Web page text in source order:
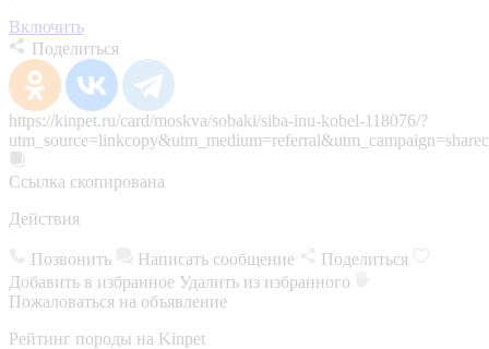
Включить
Поделиться
https://kinpet.ru/card/moskva/sobaki/siba-inu-kobel-118076/?
Ссылка скопирована
Действия
Позвонить Написать сообщение
Поделиться
Добавить в избранное Удалить из избранного
Пожаловаться на объявление
Рейтинг породы на Kinpet